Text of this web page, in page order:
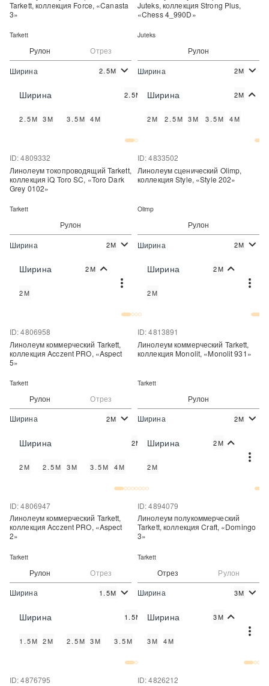
Рулон Отрез
Цена:
Tarkett, коллекция Force, «Canasta
3»
Tarkett
Ширина 2.5М
Ширина 2.5М
2.5М 3М 3.5М 4М
Рулон
Цена:
Juteks, коллекция Strong Plus,
«Chess 4_990D»
Juteks
Ширина 2М
Ширина 2М
2М 2.5М 3М 3.5М 4М
Рулон
ID: 4809332
Цена:
Линолеум токопроводящий Tarkett,
коллекция iQ Toro SC, «Toro Dark
Grey 0102»
Tarkett
Ширина 2М
Ширина 2М
2М
Рулон
ID: 4833502
Цена:
Линолеум сценический Olimp,
коллекция Style, «Style 202»
Olimp
Ширина 2М
Ширина 2М
2М
Рулон Отрез
ID: 4806958
Цена:
Линолеум коммерческий Tarkett,
коллекция Acczent PRO, «Aspect
5»
Tarkett
Ширина 2М
Ширина 2М
2М 2.5М 3М 3.5М 4М
Рулон
ID: 4813891
Цена:
Линолеум коммерческий Tarkett,
коллекция Monolit, «Monolit 931»
Tarkett
Ширина 2М
Ширина 2М
2М
Рулон Отрез
ID: 4806947
Цена:
Линолеум коммерческий Tarkett,
коллекция Acczent PRO, «Aspect
2»
Tarkett
Ширина 1.5М
Ширина 1.5М
1.5М 2М 2.5М 3М 3.5М 4М
Отрез Рулон
ID: 4894079
Цена:
Линолеум полукоммерческий
Tarkett, коллекция Craft, «Domingo
3»
Tarkett
Ширина 3М
Ширина 3М
3М 4М
ID: 4876795 ID: 4826212